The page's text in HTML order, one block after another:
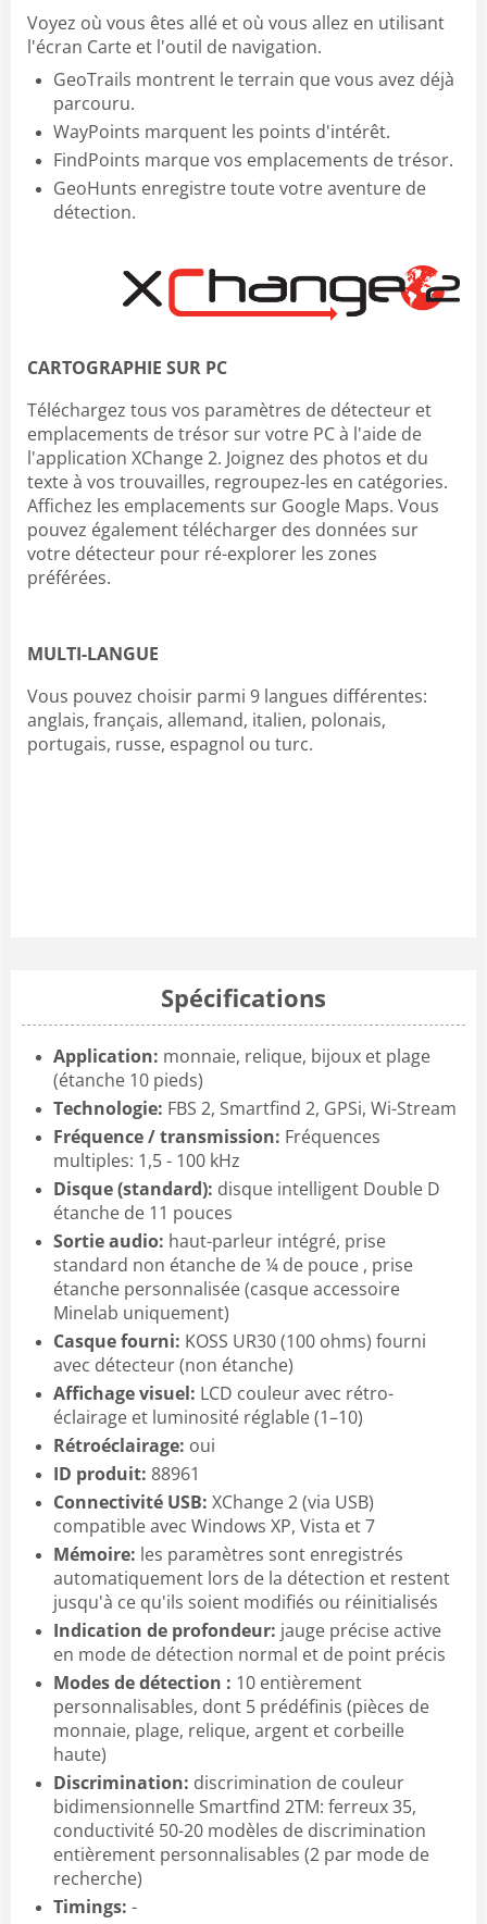
Voyez où vous êtes allé et où vous allez en utilisant
l'écran Carte et l'outil de navigation.
GeoTrails montrent le terrain que vous avez déjà
parcouru.
WayPoints marquent les points d'intérêt.
FindPoints marque vos emplacements de trésor.
GeoHunts enregistre toute votre aventure de
détection.
CARTOGRAPHIE SUR PC
Téléchargez tous vos paramètres de détecteur et
emplacements de trésor sur votre PC à l'aide de
l'application XChange 2. Joignez des photos et du
texte à vos trouvailles, regroupez-les en catégories.
Affichez les emplacements sur Google Maps. Vous
pouvez également télécharger des données sur
votre détecteur pour ré-explorer les zones
préférées.
MULTI-LANGUE
Vous pouvez choisir parmi 9 langues différentes:
anglais, français, allemand, italien, polonais,
portugais, russe, espagnol ou turc.
Spécifications
Application: monnaie, relique, bijoux et plage
(étanche 10 pieds)
Technologie: FBS 2, Smartfind 2, GPSi, Wi-Stream
Fréquence / transmission: Fréquences
multiples: 1,5 - 100 kHz
Disque (standard): disque intelligent Double D
étanche de 11 pouces
Sortie audio: haut-parleur intégré, prise
standard non étanche de ¼ de pouce , prise
étanche personnalisée (casque accessoire
Minelab uniquement)
Casque fourni: KOSS UR30 (100 ohms) fourni
avec détecteur (non étanche)
Affichage visuel: LCD couleur avec rétro-
éclairage et luminosité réglable (1–10)
Rétroéclairage: oui
ID produit: 88961
Connectivité USB: XChange 2 (via USB)
compatible avec Windows XP, Vista et 7
Mémoire: les paramètres sont enregistrés
automatiquement lors de la détection et restent
jusqu'à ce qu'ils soient modifiés ou réinitialisés
Indication de profondeur: jauge précise active
en mode de détection normal et de point précis
Modes de détection : 10 entièrement
personnalisables, dont 5 prédéfinis (pièces de
monnaie, plage, relique, argent et corbeille
haute)
Discrimination: discrimination de couleur
bidimensionnelle Smartfind 2TM: ferreux 35,
conductivité 50-20 modèles de discrimination
entièrement personnalisables (2 par mode de
recherche)
Timings: -